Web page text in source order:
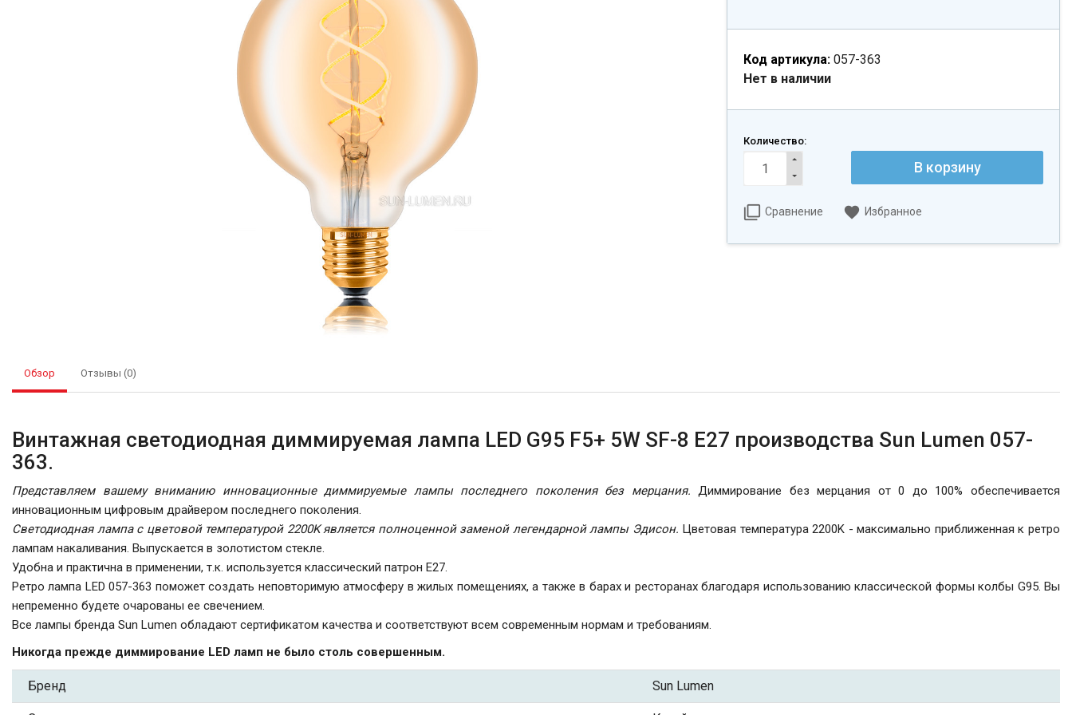
Код артикула: 057-363
Нет в наличии
Количество:
Сравнение Избранное
Обзор Отзывы (0)
Винтажная светодиодная диммируемая лампа LED G95 F5+ 5W SF-8 E27 производства Sun Lumen 057-
363.
Представляем вашему вниманию инновационные диммируемые лампы последнего поколения без мерцания. Диммирование без мерцания от 0 до 100% обеспечивается
инновационным цифровым драйвером последнего поколения.
Светодиодная лампа с цветовой температурой 2200K является полноценной заменой легендарной лампы Эдисон. Цветовая температура 2200K - максимально приближенная к ретро
лампам накаливания. Выпускается в золотистом стекле.
Удобна и практична в применении, т.к. используется классический патрон Е27.
Ретро лампа LED 057-363 поможет создать неповторимую атмосферу в жилых помещениях, а также в барах и ресторанах благодаря использованию классической формы колбы G95. Вы
непременно будете очарованы ее свечением.
Все лампы бренда Sun Lumen обладают сертификатом качества и соответствуют всем современным нормам и требованиям.
Никогда прежде диммирование LED ламп не было столь совершенным.
Бренд Sun Lumen